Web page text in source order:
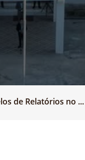
de Relatórios no ...